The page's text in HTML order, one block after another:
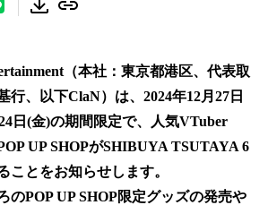
（本社：東京都港区、代表取
、以下ClaN）は、2024年12月27日
日(金)の期間限定で、人気VTuber
UP SHOPがSHIBUYA TSUTAYA 6
ことをお知らせします。
のPOP UP SHOP限定グッズの発売や